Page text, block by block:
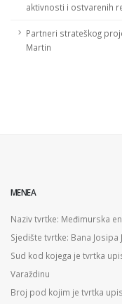
aktivnosti i ostvarenih
Partneri strateškog
Martin
MENEA
Naziv tvrtke: Međimurska
Sjedište tvrtke: Bana Josipa
Sud kod kojega je tvrtka
Varaždinu
Broj pod kojim je tvrtka